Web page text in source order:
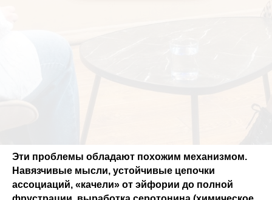
Эти проблемы обладают похожим механизмом.
Навязчивые мысли, устойчивые цепочки
ассоциаций, «качели» от эйфории до полной